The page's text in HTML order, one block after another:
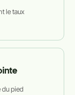
le taux
du pied